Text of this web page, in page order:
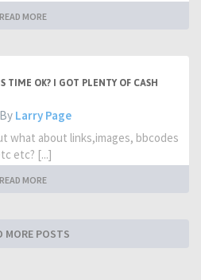
READ MORE
TIME OK? I GOT PLENTY OF CASH
Larry Page
what about links,images, bbcodes
etc? [...]
READ MORE
MORE POSTS